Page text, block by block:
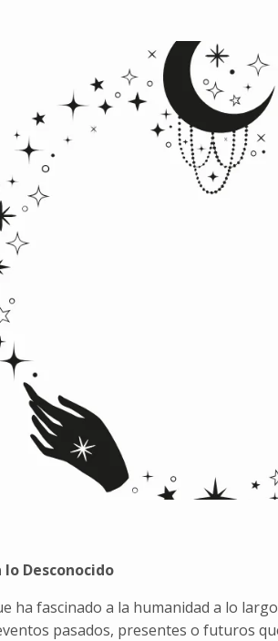
lo Desconocido
ha fascinado a la humanidad a lo
pasados, presentes o futuros